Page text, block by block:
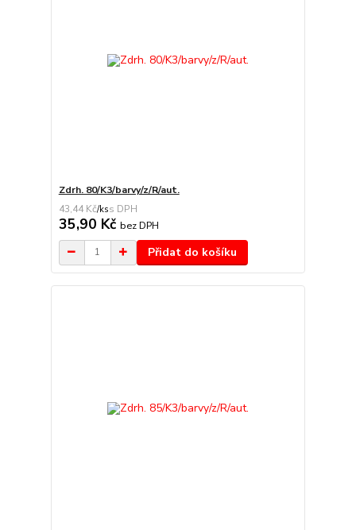
Zdrh. 80/K3/barvy/z/R/aut.
43,44 Kč/ks
35,90 Kč bez DPH
Přidat do košíku